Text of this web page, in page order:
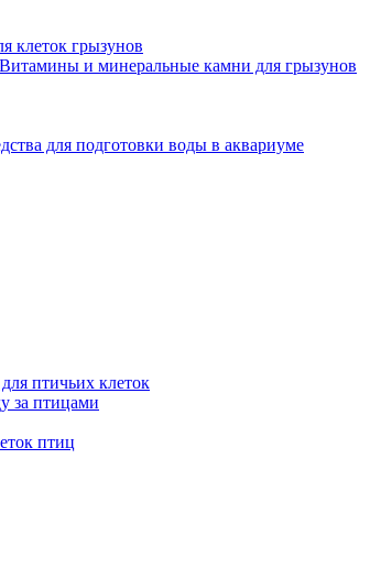
клеток грызунов
Витамины и минеральные камни для грызунов
для подготовки воды в аквариуме
птичьих клеток
за птицами
птиц